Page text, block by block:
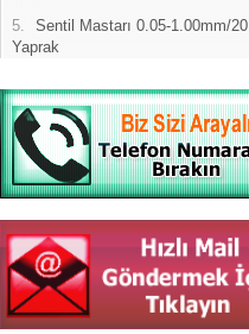
5.
Sentil Mastarı 0.05-1.00mm/20
Yaprak